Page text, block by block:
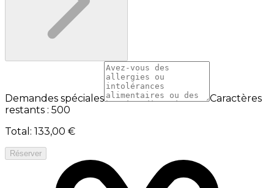
Demandes spéciales
Caractères
restants : 500
Total : 133,00 €
Réserver